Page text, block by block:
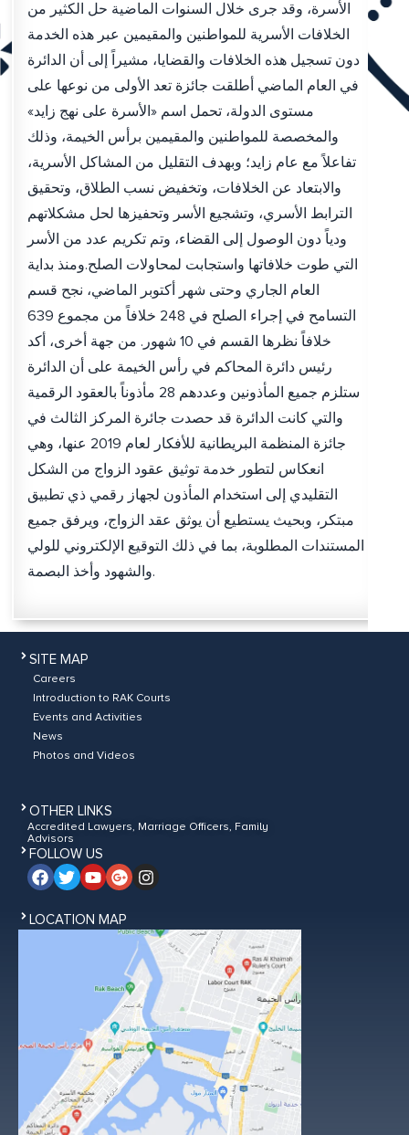
الأسرة، وقد جرى خلال السنوات الماضية حل الكثير من
الخلافات الأسرية للمواطنين والمقيمين عبر هذه الخدمة
دون تسجيل هذه الخلافات والقضايا، مشيراً إلى أن الدائرة
في العام الماضي أطلقت جائزة تعد الأولى من نوعها على
مستوى الدولة، تحمل اسم «الأسرة على نهج زايد»
والمخصصة للمواطنين والمقيمين برأس الخيمة، وذلك
تفاعلاً مع عام زايد؛ وبهدف التقليل من المشاكل الأسرية،
والابتعاد عن الخلافات، وتخفيض نسب الطلاق، وتحقيق
الترابط الأسري، وتشجيع الأسر وتحفيزها لحل مشكلاتهم
ودياً دون الوصول إلى القضاء، وتم تكريم عدد من الأسر
التي طوت خلافاتها واستجابت لمحاولات الصلح.ومنذ بداية
العام الجاري وحتى شهر أكتوبر الماضي، نجح قسم
التسامح في إجراء الصلح في 248 خلافاً من مجموع 639
خلافاً نظرها القسم في 10 شهور. من جهة أخرى، أكد
رئيس دائرة المحاكم في رأس الخيمة على أن الدائرة
ستلزم جميع المأذونين وعددهم 28 مأذوناً بالعقود الرقمية
والتي كانت الدائرة قد حصدت جائرة المركز الثالث في
جائزة المنظمة البريطانية للأفكار لعام 2019 عنها، وهي
انعكاس لتطور خدمة توثيق عقود الزواج من الشكل
التقليدي إلى استخدام المأذون لجهاز رقمي ذي تطبيق
مبتكر، وبحيث يستطيع أن يوثق عقد الزواج، ويرفق جميع
المستندات المطلوبة، بما في ذلك التوقيع الإلكتروني للولي
والشهود وأخذ البصمة.
SITE MAP
Careers
Introduction to RAK Courts
Events and Activities
News
Photos and Videos
OTHER LINKS
Accredited Lawyers, Marriage Officers, Family
Advisors
FOLLOW US
LOCATION MAP